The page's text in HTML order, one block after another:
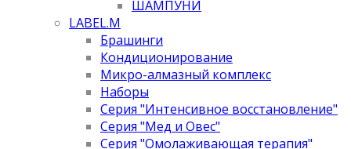
ШАМПУНИ
LABEL.M
Брашинги
Кондиционирование
Микро-алмазный комплекс
Наборы
Серия "Интенсивное восстановление"
Серия "Мед и Овес"
Серия "Омолаживающая терапия"